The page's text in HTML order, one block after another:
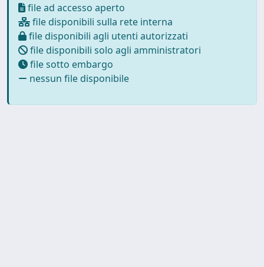
file ad accesso aperto
file disponibili sulla rete interna
file disponibili agli utenti autorizzati
file disponibili solo agli amministratori
file sotto embargo
nessun file disponibile